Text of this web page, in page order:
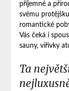
příjemné a
svému
romantické
Vás čeká i
sauny, vířivky
Ta